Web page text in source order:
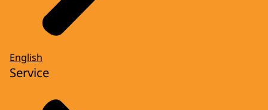
English
Service